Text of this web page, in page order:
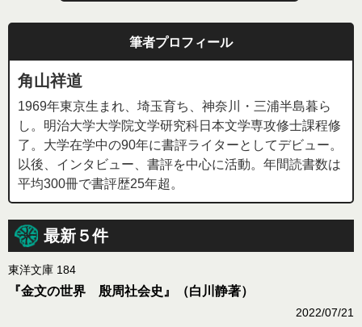
筆者プロフィール
角山祥道
1969年東京生まれ、埼玉育ち、神奈川・三浦半島暮ら
し。明治大学大学院文学研究科日本文学専攻修士課程修
了。大学在学中の90年に書評ライターとしてデビュー。
以後、インタビュー、書評を中心に活動。年間読書数は
平均300冊で書評歴25年超。
最新５件
東洋文庫 184
『金文の世界 殷周社会史』（白川静著）
2022/07/21